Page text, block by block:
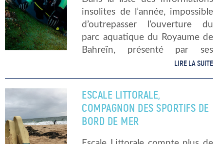
insolites de l’année, impossible
d’outrepasser l’ouverture du
parc aquatique du Royaume de
Bahreïn, présenté par ses
créateurs comme le plus grand
Fin septembre dernier, le
Royaume de Bahreïn […]
LIRE LA SUITE
ESCALE LITTORALE,
COMPAGNON DES SPORTIFS DE
BORD DE MER